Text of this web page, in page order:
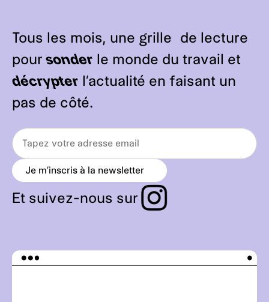
Tous les mois, une grille de lecture
pour sonder le monde du travail et
décrypter l’actualité en faisant un
pas de côté.
Je m’inscris à la newsletter
r
r
o
w
h
Et suivez-nous sur